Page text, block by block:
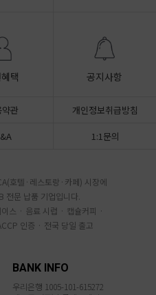
택 공지사항
관
개인정보취급방침
1:1문의
호텔·레스토랑·카페) 시장에
전문 납품 기업입니다.
스 · 음료 시럽 · 캡슐커피 ·
인증 · 전국 당일 출고
BANK INFO
우리은행 1005-101-615272